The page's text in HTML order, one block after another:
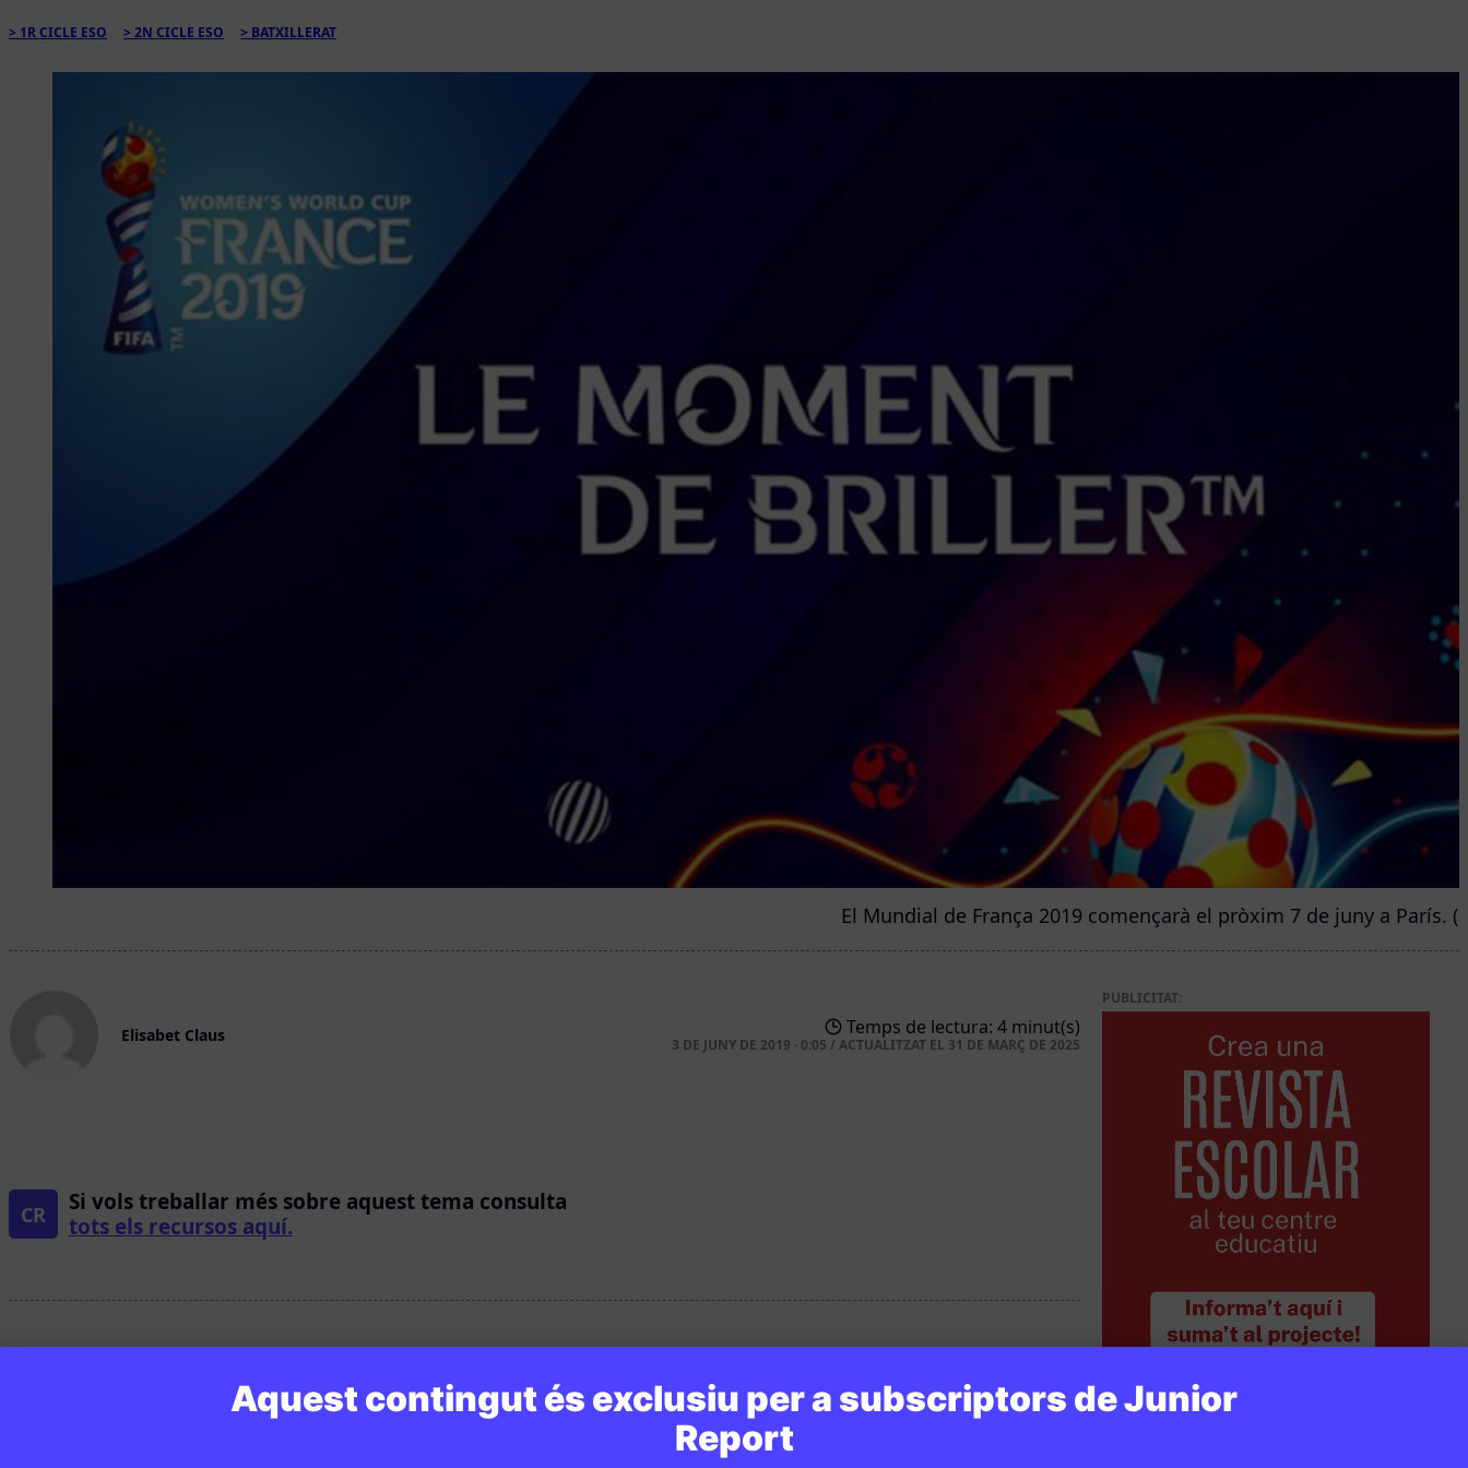
1R CICLE ESO 2N CICLE ESO BATXILLERAT
El Mundial de França 2019 començarà el pròxim 7 de juny a París.
Elisabet Claus Temps de lectura: 4 minut(s)
3 DE JUNY DE 2019 · 0:05 /ACTUALITZAT EL 31 DE MARÇ DE 2025
Aquest contingut és exclusiu per a subscriptors de Junior
Report
CR
Si vols treballar més sobre aquest tema consulta
tots els recursos aquí.
Continguts relacionats
EN CONTEXT
PUBLICITAT: